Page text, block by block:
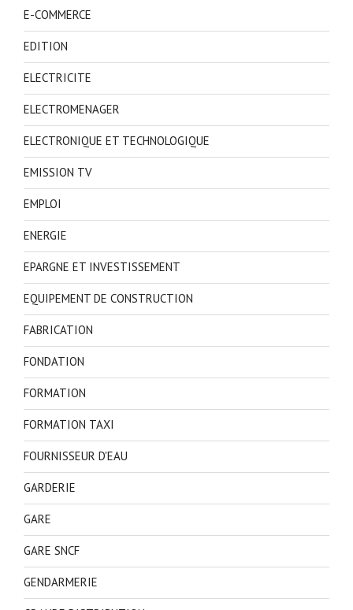
E-COMMERCE
EDITION
ELECTRICITE
ELECTROMENAGER
ELECTRONIQUE ET TECHNOLOGIQUE
EMISSION TV
EMPLOI
ENERGIE
EPARGNE ET INVESTISSEMENT
EQUIPEMENT DE CONSTRUCTION
FABRICATION
FONDATION
FORMATION
FORMATION TAXI
FOURNISSEUR D'EAU
GARDERIE
GARE
GARE SNCF
GENDARMERIE